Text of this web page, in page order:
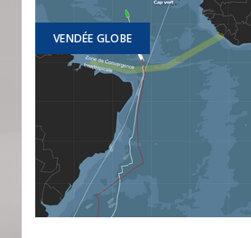
VENDÉE GLOBE